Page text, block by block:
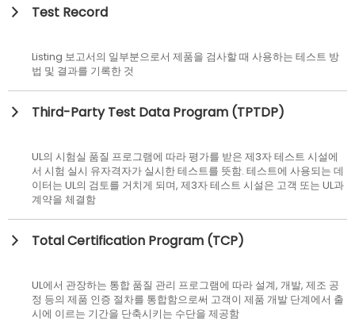
Test Record
Listing 보고서의 일부분으로서 제품을 검사할 때 사용하는 테스트 방
법 및 결과를 기록한 것
Third-Party Test Data Program (TPTDP)
UL의 시험실 품질 프로그램에 따라 평가를 받은 제3자 테스트 시설에
서 시험 실시 유자격자가 실시한 테스트를 뜻함. 테스트에 사용되는 데
이터는 UL의 검토를 거치게 되며, 제3자 테스트 시설은 고객 또는 UL과
계약을 체결함
Total Certification Program (TCP)
UL에서 관장하는 통합 품질 관리 프로그램에 따라 설계, 개발, 제조 공
정 등의 제품 인증 절차를 통합함으로써 고객이 제품 개발 단계에서 출
시에 이르는 기간을 단축시키는 수단을 제공함